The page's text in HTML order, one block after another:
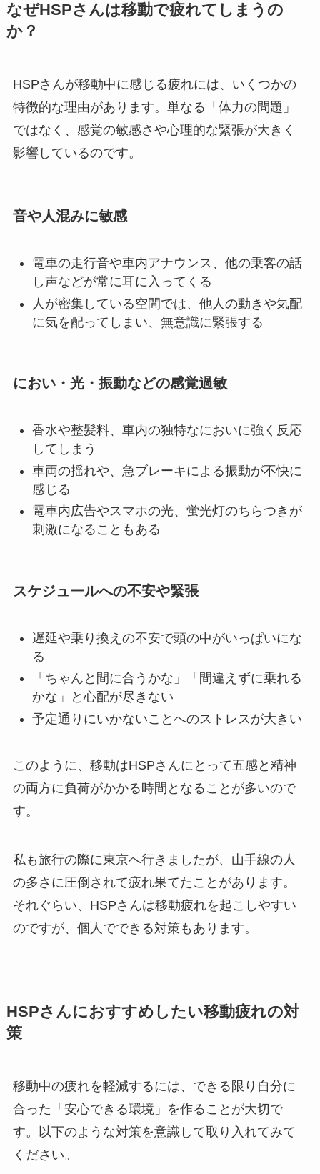
なぜHSPさんは移動で疲れてしまうの
か？
HSPさんが移動中に感じる疲れには、いくつかの
特徴的な理由があります。単なる「体力の問題」
ではなく、感覚の敏感さや心理的な緊張が大きく
影響しているのです。
音や人混みに敏感
電車の走行音や車内アナウンス、他の乗客の話
し声などが常に耳に入ってくる
人が密集している空間では、他人の動きや気配
に気を配ってしまい、無意識に緊張する
におい・光・振動などの感覚過敏
香水や整髪料、車内の独特なにおいに強く反応
してしまう
車両の揺れや、急ブレーキによる振動が不快に
感じる
電車内広告やスマホの光、蛍光灯のちらつきが
刺激になることもある
スケジュールへの不安や緊張
遅延や乗り換えの不安で頭の中がいっぱいにな
る
「ちゃんと間に合うかな」「間違えずに乗れる
かな」と心配が尽きない
予定通りにいかないことへのストレスが大きい
このように、移動はHSPさんにとって五感と精神
の両方に負荷がかかる時間となることが多いので
す。
私も旅行の際に東京へ行きましたが、山手線の人
の多さに圧倒されて疲れ果てたことがあります。
それぐらい、HSPさんは移動疲れを起こしやすい
のですが、個人でできる対策もあります。
HSPさんにおすすめしたい移動疲れの対
策
移動中の疲れを軽減するには、できる限り自分に
合った「安心できる環境」を作ることが大切で
す。以下のような対策を意識して取り入れてみて
ください。